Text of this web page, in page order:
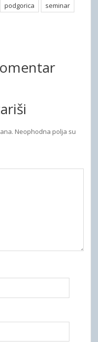
podgorica
seminar
Neophodna polja su